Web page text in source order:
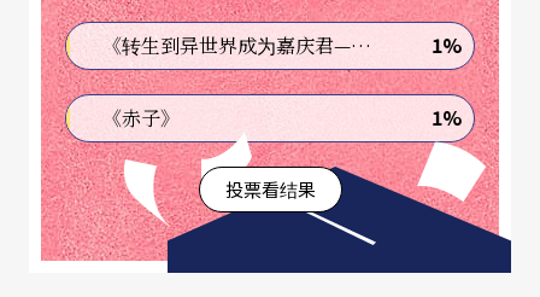
如果这廿个人从头到尾都跳一样的动作，这支舞还
算不算是一支大型的舞蹈？那如果这支舞只有一个
人跳，他从头到尾跳了刚刚那廿个人所跳的动作，
到结尾时他又多跳了一个动作是刚才那廿个人所没
有跳的动作，那这支一个人跳的舞是不是比刚刚那
廿个人跳的舞还要大型呢？又如果那支廿个人跳的
舞用录影机录下来，在家里用十三吋电视机看。而
《转生到异世界成为嘉庆君—发现我的祖先是诈骗集团!?》 1%
《赤子》 1%
投票看结果